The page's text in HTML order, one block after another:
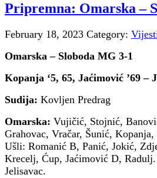
Pripremna: Omarska –
February 18, 2023 Category:
Omarska – Sloboda MG 3-1
Kopanja ‘5, 65, Jaćimović ’69 –
Sudija: Kovljen Predrag
Omarska: Vujičić, Stojnić,
Grahovac, Vračar, Šunić,
Ušli: Romanić B, Panić, Jokić,
Krecelj, Ćup, Jaćimović D,
Jelisavac.